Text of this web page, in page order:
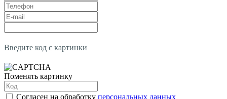
Введите код с картинки
Поменять картинку
Согласен на обработку персональных данных